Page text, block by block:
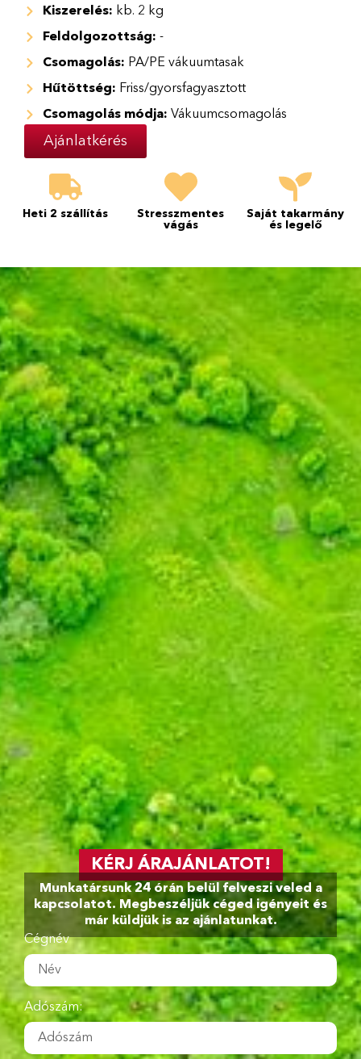
Kiszerelés: kb. 2 kg
Feldolgozottság: -
Csomagolás: PA/PE vákuumtasak
Hűtöttség: Friss/gyorsfagyasztott
Csomagolás módja: Vákuumcsomagolás
Ajánlatkérés
Heti 2 szállítás
Stresszmentes
vágás
Saját takarmány
és legelő
KÉRJ ÁRAJÁNLATOT!
Munkatársunk 24 órán belül felveszi veled a
kapcsolatot. Megbeszéljük céged igényeit és
már küldjük is az ajánlatunkat.
Cégnév
Adószám: